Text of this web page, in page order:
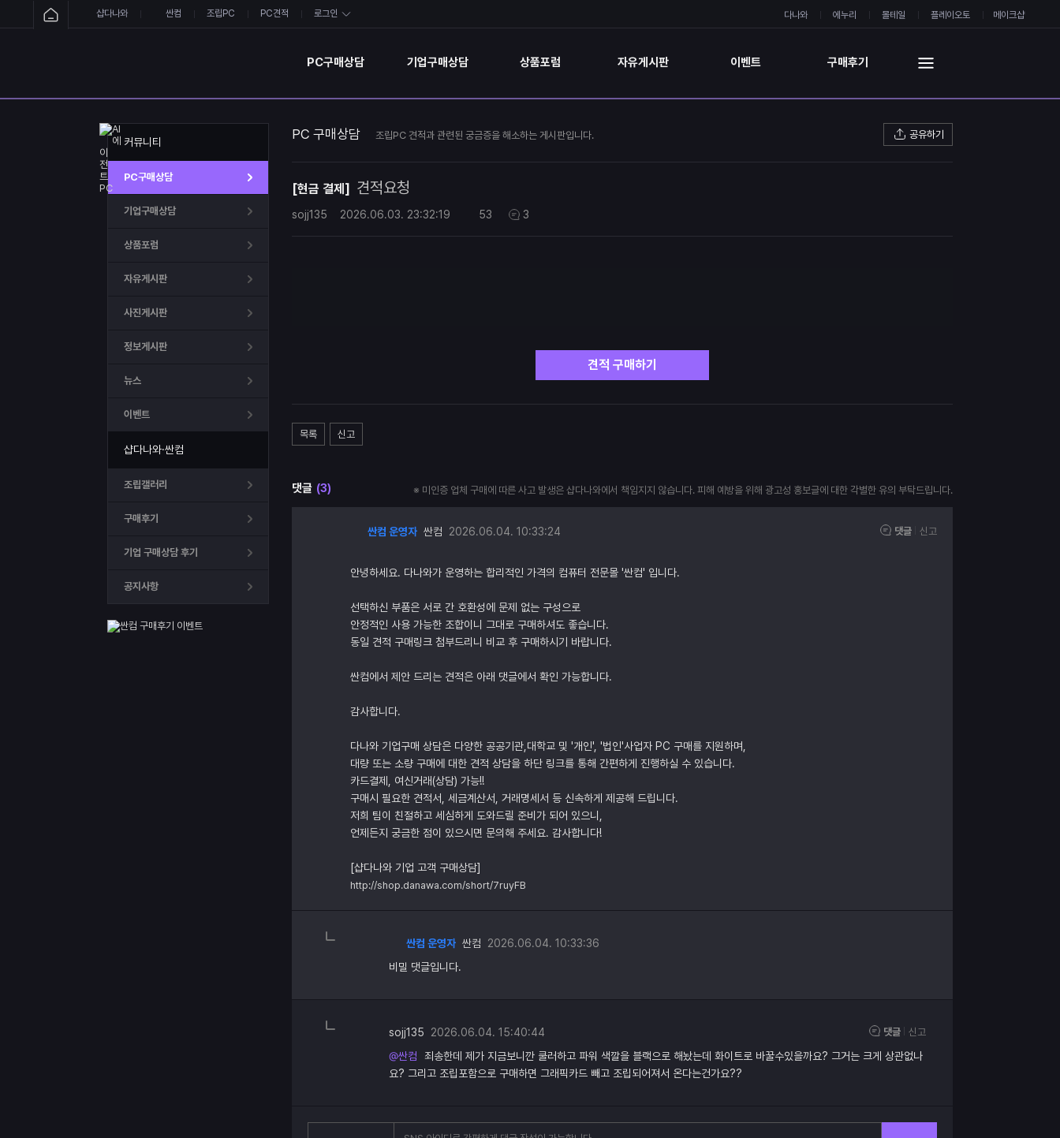
샵다나와 싼컴 조립PC PC견적 로그인 다나와 에누리 몰테일 플레이오토 메이크샵
PC구매상담 기업구매상담 상품포럼 자유게시판 이벤트 구매후기
커뮤니티
PC구매상담
기업구매상담
상품포럼
자유게시판
사진게시판
정보게시판
뉴스
이벤트
샵다나와·싼컴
조립갤러리
구매후기
기업 구매상담 후기
공지사항
PC 구매상담 조립PC 견적과 관련된 궁금증을 해소하는 게시판입니다. 공유하기
[현금 결제] 견적요청
sojj135 2026.06.03. 23:32:19 53 3
견적 구매하기
목록 신고
댓글 (3) ※ 미인증 업체 구매에 따른 사고 발생은 샵다나와에서 책임지지 않습니다. 피해 예방을 위해 광고성 홍보글에 대한 각별한 유의 부탁드립니다.
싼컴 운영자 싼컴 2026.06.04. 10:33:24 댓글 신고
안녕하세요. 다나와가 운영하는 합리적인 가격의 컴퓨터 전문몰 '싼컴' 입니다.
선택하신 부품은 서로 간 호환성에 문제 없는 구성으로
안정적인 사용 가능한 조합이니 그대로 구매하셔도 좋습니다.
동일 견적 구매링크 첨부드리니 비교 후 구매하시기 바랍니다.
싼컴에서 제안 드리는 견적은 아래 댓글에서 확인 가능합니다.
감사합니다.
다나와 기업구매 상담은 다양한 공공기관,대학교 및 '개인', '법인'사업자 PC 구매를 지원하며,
대량 또는 소량 구매에 대한 견적 상담을 하단 링크를 통해 간편하게 진행하실 수 있습니다.
카드결제, 여신거래(상담) 가능!!
구매시 필요한 견적서, 세금계산서, 거래명세서 등 신속하게 제공해 드립니다.
저희 팀이 친절하고 세심하게 도와드릴 준비가 되어 있으니,
언제든지 궁금한 점이 있으시면 문의해 주세요. 감사합니다!
[샵다나와 기업 고객 구매상담]
http://shop.danawa.com/short/7ruyFB
싼컴 운영자 싼컴
2026.06.04. 10:33:36
비밀 댓글입니다.
sojj135 2026.06.04. 15:40:44 댓글 신고
@싼컴
죄송한데 제가 지금보니깐 쿨러하고 파워 색깔을 블랙으로 해놨는데 화이트로 바꿀수있을까요? 그거는 크게 상관없나
요? 그리고 조립포함으로 구매하면 그래픽카드 빼고 조립되어져서 온다는건가요??